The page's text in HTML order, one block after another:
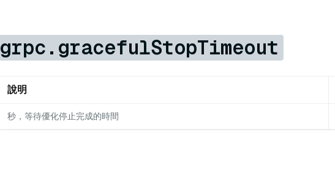
grpc.gracefulStopTimeout
說明
秒，等待優化停止完成的時間